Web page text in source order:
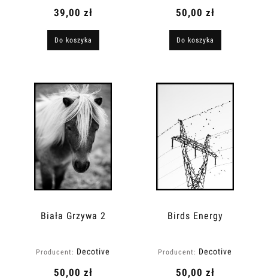
39,00 zł
Do koszyka
50,00 zł
Do koszyka
Biała Grzywa 2
Producent: Decotive
50,00 zł
Birds Energy
Producent: Decotive
50,00 zł